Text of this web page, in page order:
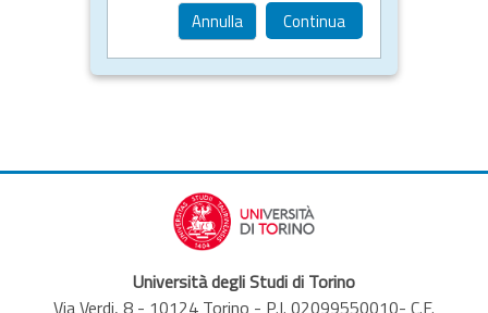
Annulla Continua
Università degli Studi di Torino
Via Verdi, 8 - 10124 Torino - P.I. 02099550010- C.F.